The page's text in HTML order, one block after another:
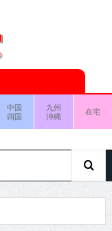
中国
四国
九州
沖縄
在宅